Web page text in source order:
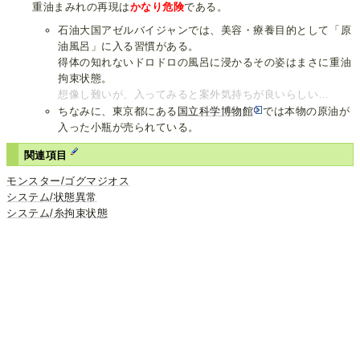
重油まみれの再現はかなり危険である。
石油大国アゼルバイジャンでは、美容・療養目的として「原
油風呂」に入る習慣がある。
得体の知れないドロドロの風呂に浸かるその姿はまさに重油
拘束状態。
想像し難いが、入ってみると案外気持ちが良いらしい…
ちなみに、東京都にある 国立科学博物館
では本物の原油が
入った小瓶が売られている。
関連項目
モンスター/ゴグマジオス
システム/状態異常
システム/糸拘束状態